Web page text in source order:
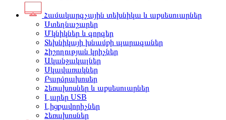
Համակարգչային տեխնիկա և աքսեսուարներ
Ստեղնաշարեր
Մկնիկներ և գորգեր
Տեխնիկայի խնամքի պարագաներ
Հիշողության կրիչներ
Ականջակալներ
Սկավառակներ
Բարձրախոսեր
Հեռախոսներ և աքսեսուարներ
Լարեր USB
Լիցքավորիչներ
Հեռախոսներ